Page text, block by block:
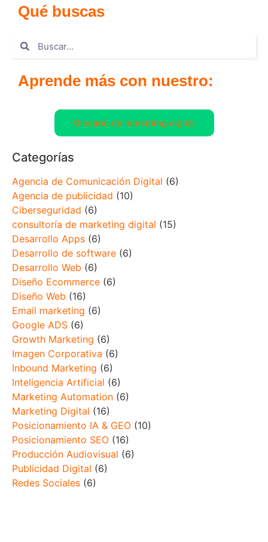
Qué buscas
Aprende más con nuestro:
Glosario de marketing digital
Categorías
Agencia de Comunicación Digital (6)
Agencia de publicidad (10)
Ciberseguridad (6)
consultoría de marketing digital (15)
Desarrollo Apps (6)
Desarrollo de software (6)
Desarrollo Web (6)
Diseño Ecommerce (6)
Diseño Web (16)
Email marketing (6)
Google ADS (6)
Growth Marketing (6)
Imagen Corporativa (6)
Inbound Marketing (6)
Inteligencia Artificial (6)
Marketing Automation (6)
Marketing Digital (16)
Posicionamiento IA & GEO (10)
Posicionamiento SEO (16)
Producción Audiovisual (6)
Publicidad Digital (6)
Redes Sociales (6)